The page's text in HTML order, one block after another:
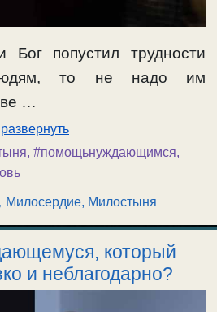
Бог попустил трудности
то не надо им
…
развернуть
, #помощьнуждающимся,
Милосердие, Милостыня
который
и неблагодарно?